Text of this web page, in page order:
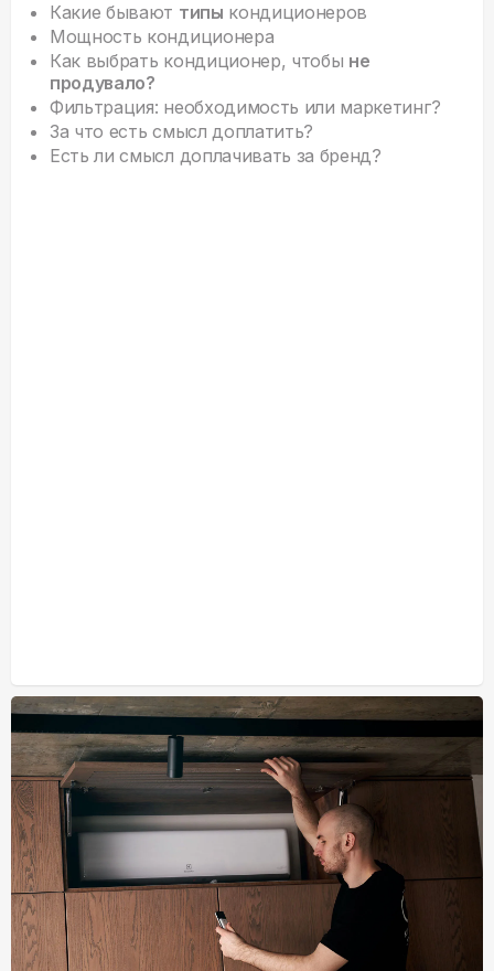
Какие бывают типы кондиционеров
Мощность кондиционера
Как выбрать кондиционер, чтобы не
продувало?
Фильтрация: необходимость или маркетинг?
За что есть смысл доплатить?
Есть ли смысл доплачивать за бренд?